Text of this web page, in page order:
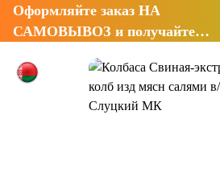
Оформляйте заказ НА
САМОВЫВОЗ и получайте